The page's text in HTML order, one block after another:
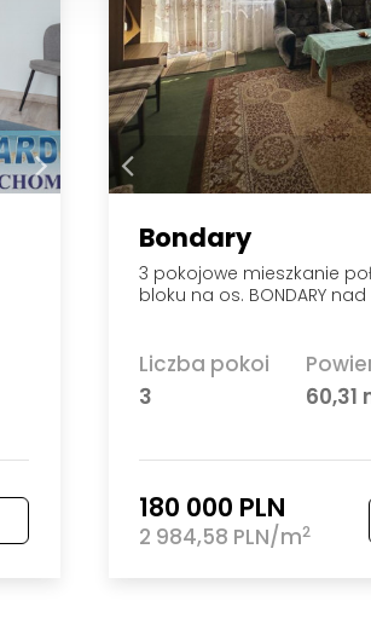
Bondary
3 pokojowe mieszkanie
bloku na os. BONDARY
Liczba pokoi
3
60,31
180 000 PLN
2 984,58 PLN/m2